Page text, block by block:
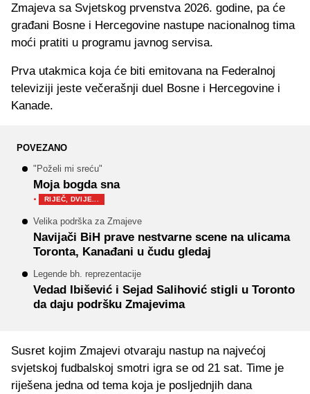
Zmajeva sa Svjetskog prvenstva 2026. godine, pa će
građani Bosne i Hercegovine nastupe nacionalnog tima
moći pratiti u programu javnog servisa.
Prva utakmica koja će biti emitovana na Federalnoj
televiziji jeste večerašnji duel Bosne i Hercegovine i
Kanade.
POVEZANO
"Poželi mi sreću"
Moja bogda sna
· RIJEČ, DVIJE...
Velika podrška za Zmajeve
Navijači BiH prave nestvarne scene na ulicama
Toronta, Kanađani u čudu gledaj
Legende bh. reprezentacije
Vedad Ibišević i Sejad Salihović stigli u Toronto
da daju podršku Zmajevima
Susret kojim Zmajevi otvaraju nastup na najvećoj
svjetskoj fudbalskoj smotri igra se od 21 sat. Time je
riješena jedna od tema koja je posljednjih dana